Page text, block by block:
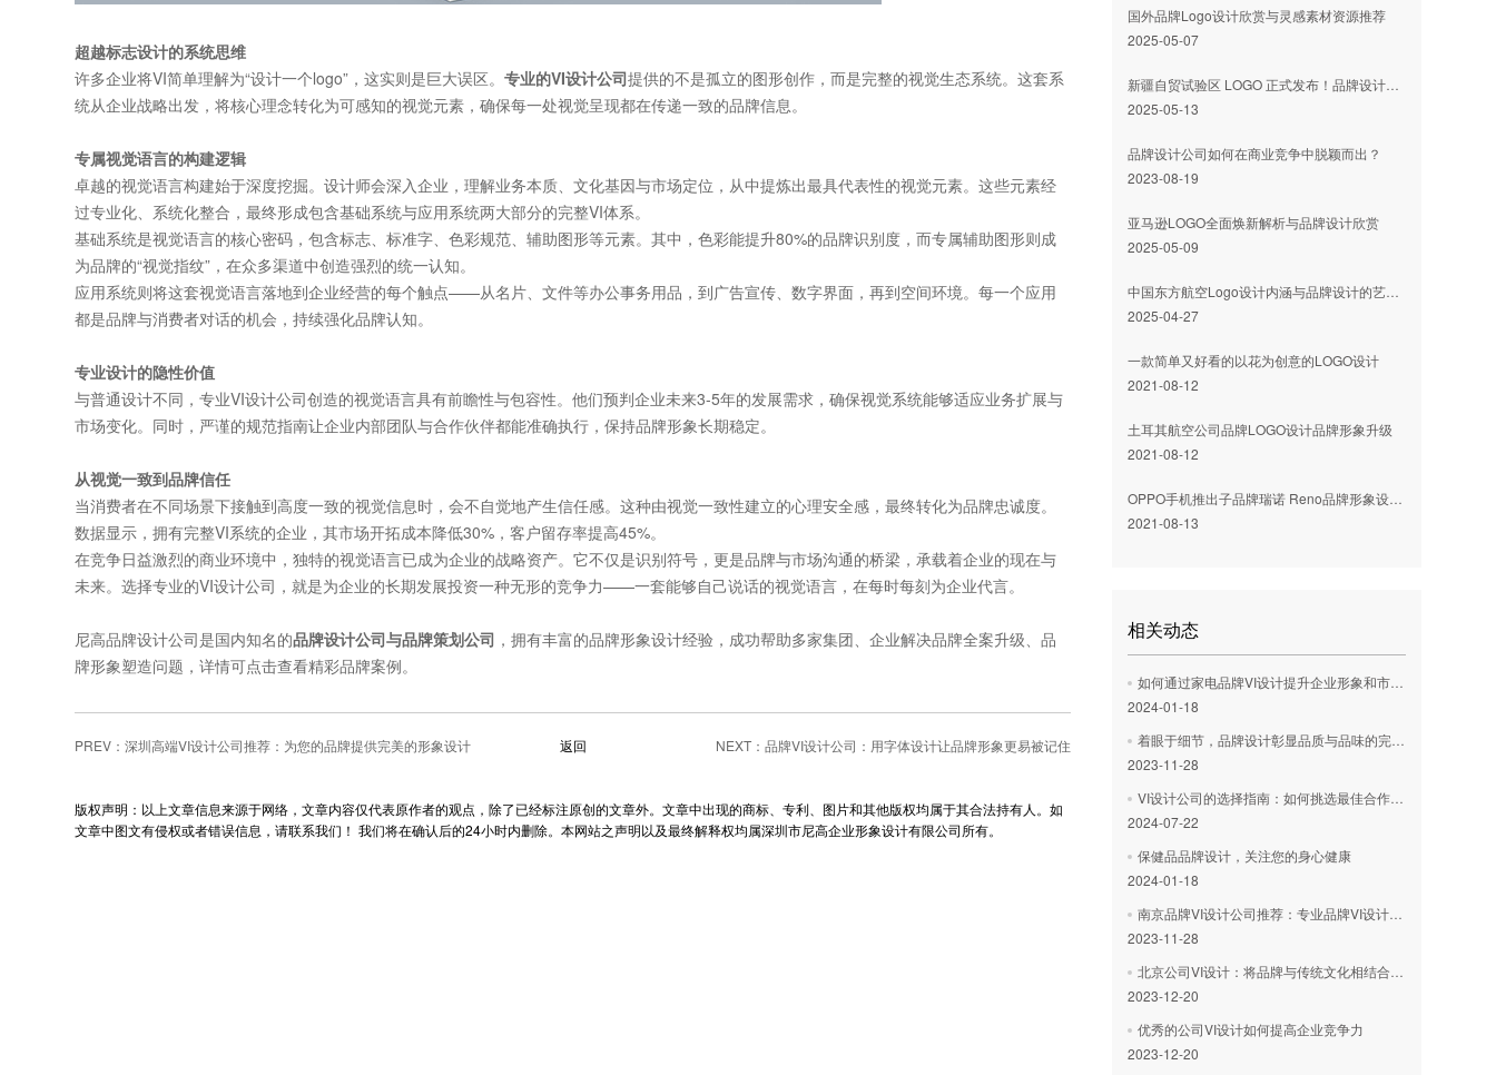
超越标志设计的系统思维
许多企业将VI简单理解为“设计一个logo”，这实则是巨大误区。专业的VI设计公司提供的不是孤立的图形创作，而是完整的视觉生态系统。这套系
统从企业战略出发，将核心理念转化为可感知的视觉元素，确保每一处视觉呈现都在传递一致的品牌信息。
专属视觉语言的构建逻辑
卓越的视觉语言构建始于深度挖掘。设计师会深入企业，理解业务本质、文化基因与市场定位，从中提炼出最具代表性的视觉元素。这些元素经
过专业化、系统化整合，最终形成包含基础系统与应用系统两大部分的完整VI体系。
基础系统是视觉语言的核心密码，包含标志、标准字、色彩规范、辅助图形等元素。其中，色彩能提升80%的品牌识别度，而专属辅助图形则成
为品牌的“视觉指纹”，在众多渠道中创造强烈的统一认知。
应用系统则将这套视觉语言落地到企业经营的每个触点——从名片、文件等办公事务用品，到广告宣传、数字界面，再到空间环境。每一个应用
都是品牌与消费者对话的机会，持续强化品牌认知。
专业设计的隐性价值
与普通设计不同，专业VI设计公司创造的视觉语言具有前瞻性与包容性。他们预判企业未来3-5年的发展需求，确保视觉系统能够适应业务扩展与
市场变化。同时，严谨的规范指南让企业内部团队与合作伙伴都能准确执行，保持品牌形象长期稳定。
从视觉一致到品牌信任
当消费者在不同场景下接触到高度一致的视觉信息时，会不自觉地产生信任感。这种由视觉一致性建立的心理安全感，最终转化为品牌忠诚度。
数据显示，拥有完整VI系统的企业，其市场开拓成本降低30%，客户留存率提高45%。
在竞争日益激烈的商业环境中，独特的视觉语言已成为企业的战略资产。它不仅是识别符号，更是品牌与市场沟通的桥梁，承载着企业的现在与
未来。选择专业的VI设计公司，就是为企业的长期发展投资一种无形的竞争力——一套能够自己说话的视觉语言，在每时每刻为企业代言。
尼高品牌设计公司是国内知名的品牌设计公司与品牌策划公司 ，拥有丰富的品牌形象设计经验，成功帮助多家集团、企业解决品牌全案升级、品
牌形象塑造问题，详情可点击查看精彩品牌案例。
PREV：深圳高端VI设计公司推荐：为您的品牌提供完美的形象设计 NEXT：品牌VI设计公司：用字体设计让品牌形象更易被记住‌
返回
版权声明：以上文章信息来源于网络，文章内容仅代表原作者的观点，除了已经标注原创的文章外。文章中出现的商标、专利、图片和其他版权均属于其合法持有人。如
文章中图文有侵权或者错误信息，请联系我们！ 我们将在确认后的24小时内删除。本网站之声明以及最终解释权均属深圳市尼高企业形象设计有限公司所有。
国外品牌Logo设计欣赏与灵感素材资源推荐
2025-05-07
新疆自贸试验区 LOGO 正式发布！品牌设计与 LOGO 设计双赋能，邀您共赏开放新形象
2025-05-13
品牌设计公司如何在商业竞争中脱颖而出？
2023-08-19
亚马逊LOGO全面焕新解析与品牌设计欣赏
2025-05-09
​中国东方航空Logo设计内涵与品牌设计的艺术魅力
2025-04-27
一款简单又好看的以花为创意的LOGO设计
2021-08-12
土耳其航空公司品牌LOGO设计品牌形象升级
2021-08-12
OPPO手机推出子品牌瑞诺 Reno品牌形象设计发布
2021-08-13
相关动态
如何通过家电品牌VI设计提升企业形象和市场竞争力？
2024-01-18
着眼于细节，品牌设计彰显品质与品味的完美体现
2023-11-28
VI设计公司的选择指南：如何挑选最佳合作伙伴？
2024-07-22
保健品品牌设计，关注您的身心健康
2024-01-18
南京品牌VI设计公司推荐：专业品牌VI设计解决方案供应商
2023-11-28
北京公司VI设计：将品牌与传统文化相结合的绝佳方式！
2023-12-20
优秀的公司VI设计如何提高企业竞争力
2023-12-20